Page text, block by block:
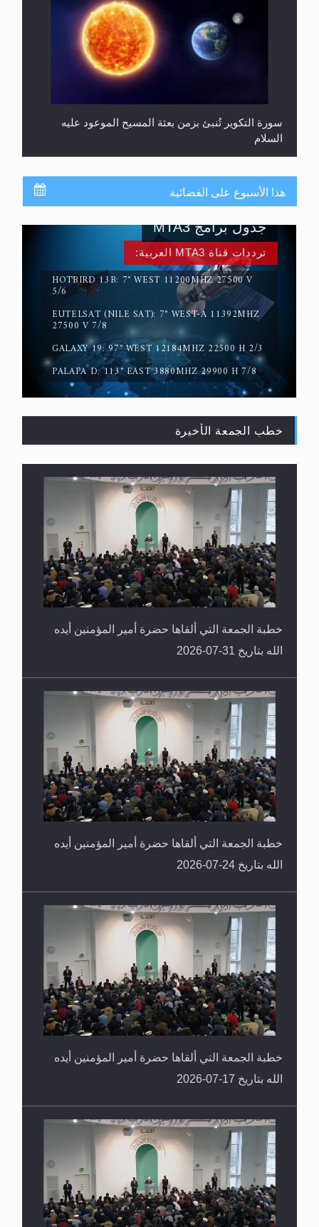
سورة التكوير تُنبئ بزمن بعثة المسيح الموعود عليه
السلام
حقيقة المسيح الدجال
القرآن قاضٍ وحكمٌ على السنة ومهيمنٌ عليها.. ليس
العكس
هذا الأسبوع على الفضائية
ترددات قناة MTA3 العربية:
HOTBIRD 13B: 7° WEST 11200MHZ 27500 V
5/6
EUTELSAT (NILE SAT): 7° WEST-A 11392MHZ
27500 V 7/8
GALAXY 19: 97° WEST 12184MHZ 22500 H 2/3
PALAPA D: 113° EAST 3880MHZ 29900 H 7/8
جدول برامج MTA3
خطب الجمعة الأخيرة
خطبة الجمعة التي ألقاها حضرة أمير المؤمنين أيده
الله بتاريخ 31-07-2026
خطبة الجمعة التي ألقاها حضرة أمير المؤمنين أيده
الله بتاريخ 24-07-2026
خطبة الجمعة التي ألقاها حضرة أمير المؤمنين أيده
الله بتاريخ 17-07-2026